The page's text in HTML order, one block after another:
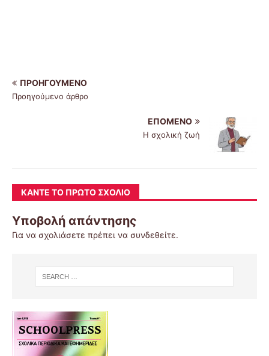
ΠΡΟΗΓΟΎΜΕΝΟ
Προηγούμενο άρθρο
ΕΠΌΜΕΝΟ
Η σχολική ζωή
ΚΆΝΤΕ ΤΟ ΠΡΏΤΟ ΣΧΌΛΙΟ
Υποβολή απάντησης
Για να σχολιάσετε πρέπει να συνδεθείτε.